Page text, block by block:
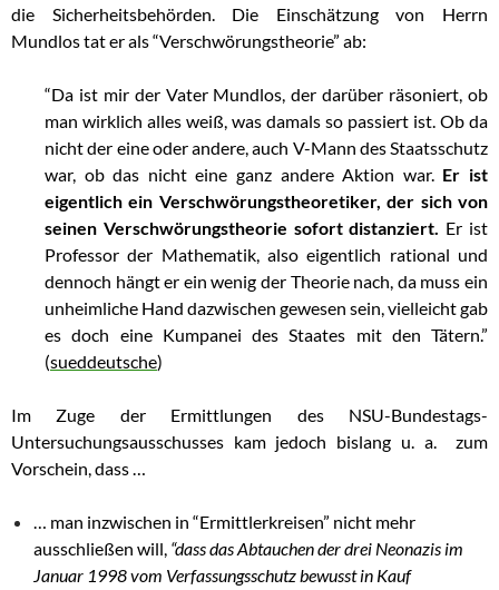
die Sicherheitsbehörden. Die Einschätzung von Herrn
Mundlos tat er als “Verschwörungstheorie” ab:
“Da ist mir der Vater Mundlos, der darüber räsoniert, ob
man wirklich alles weiß, was damals so passiert ist. Ob da
nicht der eine oder andere, auch V-Mann des Staatsschutz
war, ob das nicht eine ganz andere Aktion war. Er ist
eigentlich ein Verschwörungstheoretiker, der sich von
seinen Verschwörungstheorie sofort distanziert. Er ist
Professor der Mathematik, also eigentlich rational und
dennoch hängt er ein wenig der Theorie nach, da muss ein
unheimliche Hand dazwischen gewesen sein, vielleicht gab
es doch eine Kumpanei des Staates mit den Tätern.”
(sueddeutsche)
Im Zuge der Ermittlungen des NSU-Bundestags-
Untersuchungsausschusses kam jedoch bislang u. a. zum
Vorschein, dass …
… man inzwischen in “Ermittlerkreisen” nicht mehr
ausschließen will, “dass das Abtauchen der drei Neonazis im
Januar 1998 vom Verfassungsschutz bewusst in Kauf